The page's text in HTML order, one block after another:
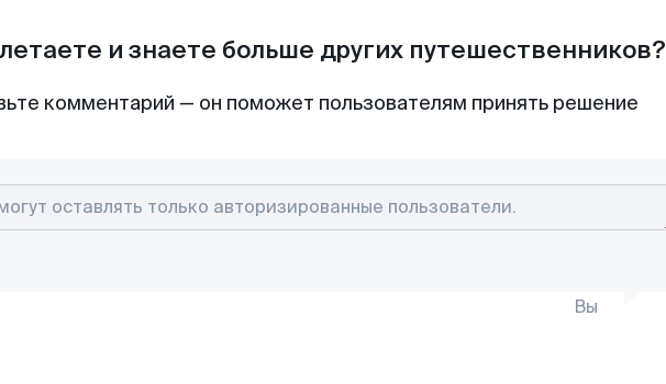
и знаете больше других путешественников?
комментарий — он поможет пользователям принять решение
Вы